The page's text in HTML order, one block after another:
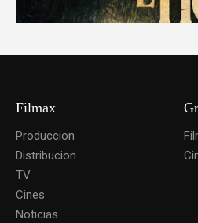
Filmax
Produccion
Distribucion
TV
Cines
Noticias